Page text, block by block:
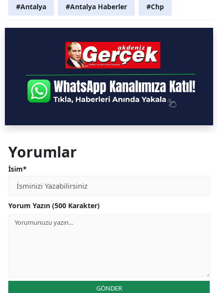
#Antalya #Antalya Haberler #Chp
Yorumlar
İsim*
Yorum Yazın (500 Karakter)
GÖNDER